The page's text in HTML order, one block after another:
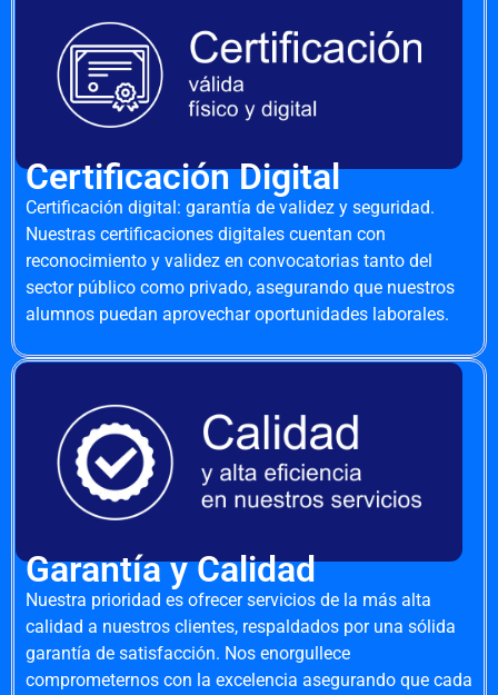
Certificación Digital
Certificación digital: garantía de validez y seguridad.
Nuestras certificaciones digitales cuentan con
reconocimiento y validez en convocatorias tanto del
sector público como privado, asegurando que nuestros
alumnos puedan aprovechar oportunidades laborales.
Garantía y Calidad
Nuestra prioridad es ofrecer servicios de la más alta
calidad a nuestros clientes, respaldados por una sólida
garantía de satisfacción. Nos enorgullece
comprometernos con la excelencia asegurando que cada